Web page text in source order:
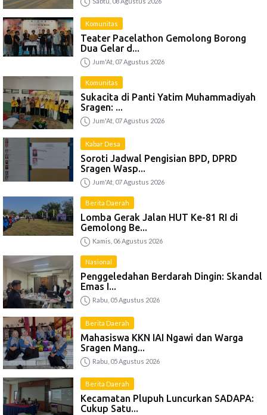
Komunitas
Teater Pacelathon Gemolong Borong
Dua Gelar d...
Jum'At, 07 Agustus 2026
Komunitas
Sukacita di Panti Yatim Muhammadiyah
Sragen: ...
Jum'At, 07 Agustus 2026
Kabar Desa
Soroti Jadwal Pengisian BPD, DPRD
Sragen Wasp...
Jum'At, 07 Agustus 2026
Berita Daerah
Lomba Gerak Jalan HUT Ke-81 RI di
Gemolong Be...
Kamis, 06 Agustus 2026
Nasional
Penggeledahan Berdarah Dingin: Skandal
Emas I...
Rabu, 05 Agustus 2026
Berita Daerah
Mahasiswa KKN IAI Ngawi dan Warga
Sragen Mang...
Rabu, 05 Agustus 2026
Berita Daerah
Kecamatan Plupuh Luncurkan SADAPA:
Cukup Satu...